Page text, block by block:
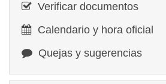
Verificar documentos
Calendario y hora oficial
Quejas y sugerencias